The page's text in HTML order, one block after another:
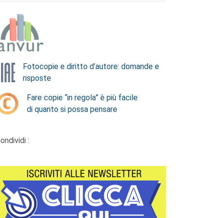
Fotocopie e diritto d’autore: domande e
risposte
Fare copie “in regola” è più facile
di quanto si possa pensare
: